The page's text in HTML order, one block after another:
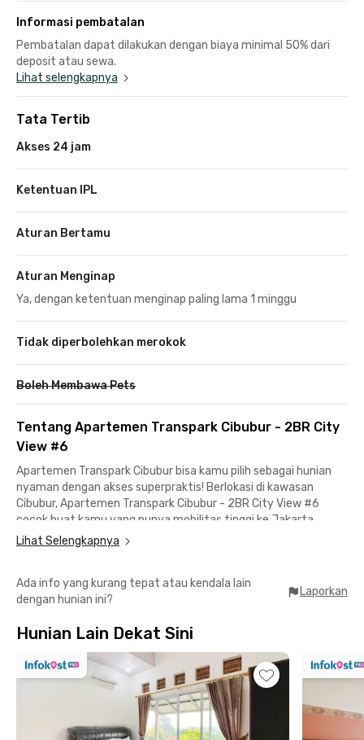
Informasi pembatalan
Pembatalan dapat dilakukan dengan biaya minimal 50% dari
deposit atau sewa.
Lihat selengkapnya
Tata Tertib
Akses 24 jam
Ketentuan IPL
Aturan Bertamu
Aturan Menginap
Ya, dengan ketentuan menginap paling lama 1 minggu
Tidak diperbolehkan merokok
Boleh Membawa Pets
Tentang Apartemen Transpark Cibubur - 2BR City
View #6
Apartemen Transpark Cibubur bisa kamu pilih sebagai hunian
nyaman dengan akses superpraktis! Berlokasi di kawasan
Cibubur, Apartemen Transpark Cibubur - 2BR City View #6
cocok buat kamu yang punya mobilitas tinggi ke Jakarta,
Depok, atau Bogor. Akses tol dan transportasi umum di
sekitarnya bikin perjalanan harian jadi lebih efisien.
Apartemen Transpark Cibubur berjarak 3 menit dari Gerbang
Tol Cibubur, 8 menit ke Gerbang Tol Cimanggis, dan 9 menit ke
dicapai dalam 22 menit berkendara sehingga cocok untuk
kamu yang sering business trip.
Apartemen 2BR ini satu kompleks dengan mall dan tempat
wisata. Trans Studio Mall (TSM) dan Trans Studio Cibubur hanya
2 menit jalan kaki dari apartemen, sementara Cibubur Junction
berjarak 5 menit berkendara untuk memenuhi kebutuhan
Lihat Selengkapnya
Ada info yang kurang tepat atau kendala lain
dengan hunian ini?
Laporkan
Hunian Lain Dekat Sini